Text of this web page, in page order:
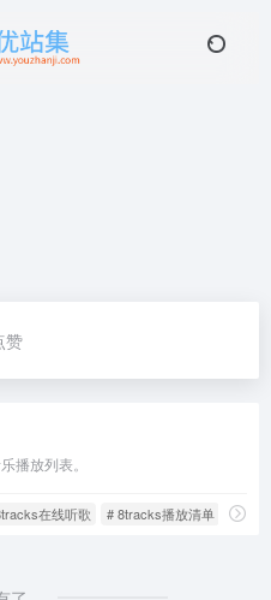
赞
播放列表。
在线听歌 # 8tracks播放清单